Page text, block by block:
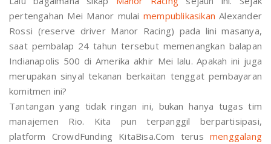
pertengahan Mei Manor mulai mempublikasikan Alexander
Rossi (reserve driver Manor Racing) pada lini masanya,
saat pembalap 24 tahun tersebut memenangkan balapan
Indianapolis 500 di Amerika akhir Mei lalu. Apakah ini juga
merupakan sinyal tekanan berkaitan tenggat pembayaran
komitmen ini?
Tantangan yang tidak ringan ini, bukan hanya tugas tim
manajemen Rio. Kita pun terpanggil berpartisipasi,
platform CrowdFunding KitaBisa.Com terus menggalang